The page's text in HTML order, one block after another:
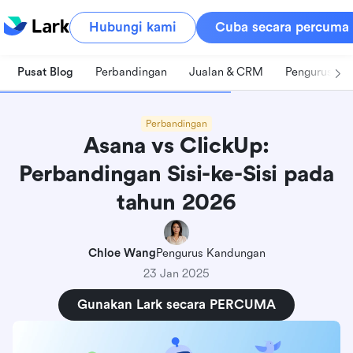
Hubungi kami Cuba secara percuma
Pusat Blog Perbandingan Jualan & CRM Pengurusan
Perbandingan
Asana vs ClickUp:
Perbandingan Sisi-ke-Sisi pada
tahun 2026
Chloe WangPengurus Kandungan
23 Jan 2025
Gunakan Lark secara PERCUMA